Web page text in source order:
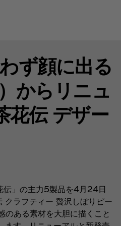
ず顔に出る
からリニュ
花伝 デザー
」の主力5製品を4月24日
クラフティー 贅沢しぼりピー
ある素材を大胆に描くこと